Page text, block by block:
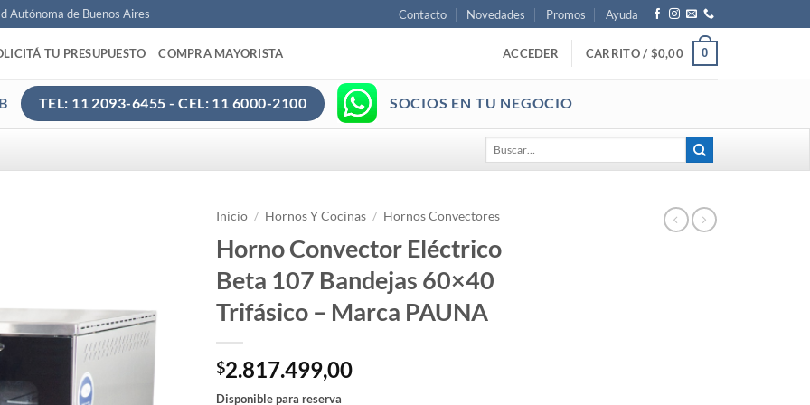
Autónoma de Buenos Aires Contacto Novedades Promos Ayuda
TU PRESUPUESTO COMPRA MAYORISTA ACCEDER CARRITO / $0,00 0
TEL: 11 2093-6455 - CEL: 11 6000-2100 SOCIOS EN TU NEGOCIO
por:
Inicio / Hornos Y Cocinas / Hornos Convectores
Horno Convector Eléctrico
Beta 107 Bandejas 60×40
Trifásico – Marca PAUNA
$2.817.499,00
Disponible para reserva